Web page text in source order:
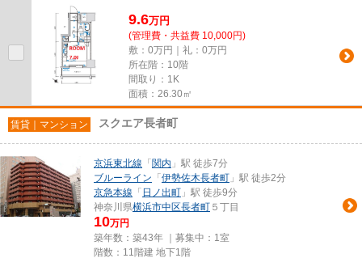
9.6万円
(管理費・共益費 10,000円)
敷：0万円｜礼：0万円
所在階：10階
間取り：1K
面積：26.30㎡
賃貸｜マンション スクエア長者町
京浜東北線 「 関内 」駅 徒歩7分
ブルーライン 「 伊勢佐木長者町 」駅 徒歩2分
京急本線 「 日ノ出町 」駅 徒歩9分
神奈川県横浜市中区長者町 ５丁目
10万円
築年数：築43年 ｜募集中： 1室
階数：11階建 地下1階